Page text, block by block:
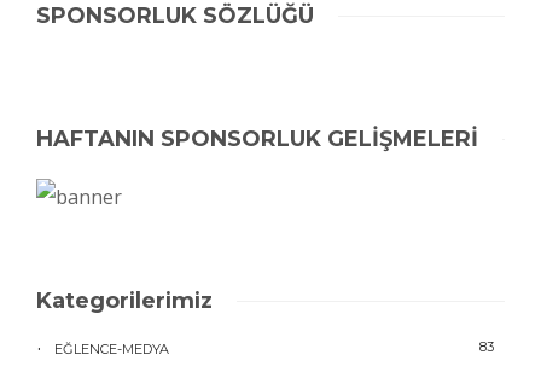
SPONSORLUK SÖZLÜĞÜ
HAFTANIN SPONSORLUK GELİŞMELERİ
Kategorilerimiz
EĞLENCE-MEDYA 83